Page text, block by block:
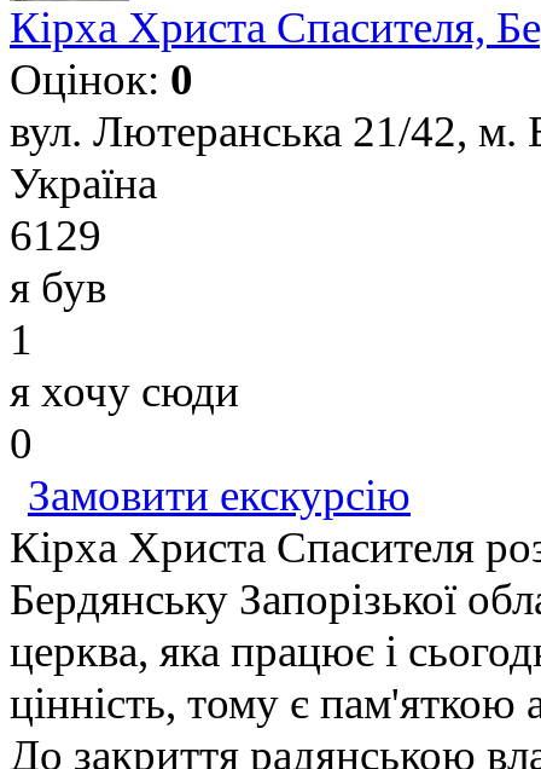
Кірха Христа Спасителя,
Оцінок: 0
вул. Лютеранська 21/42, м.
Україна
6129
я був
1
я хочу сюди
0
Замовити екскурсію
Кірха Христа Спасителя
Бердянську Запорізької
церква, яка працює і
цінність, тому є пам'яткою
До закриття радянською